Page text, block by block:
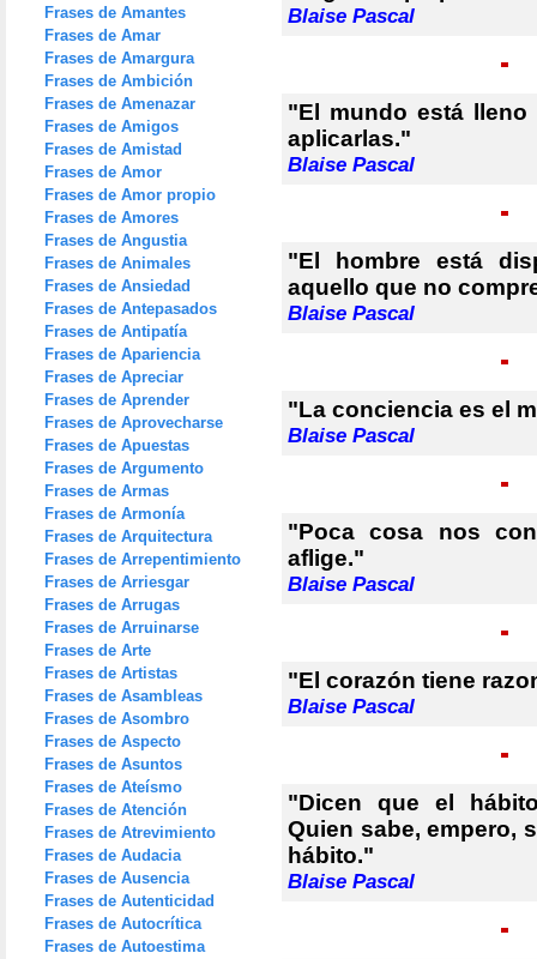
Frases de Amantes
Frases de Amar
Frases de Amargura
Frases de Ambición
Frases de Amenazar
Frases de Amigos
Frases de Amistad
Frases de Amor
Frases de Amor propio
Frases de Amores
Frases de Angustia
Frases de Animales
Frases de Ansiedad
Frases de Antepasados
Frases de Antipatía
Frases de Apariencia
Frases de Apreciar
Frases de Aprender
Frases de Aprovecharse
Frases de Apuestas
Frases de Argumento
Frases de Armas
Frases de Armonía
Frases de Arquitectura
Frases de Arrepentimiento
Frases de Arriesgar
Frases de Arrugas
Frases de Arruinarse
Frases de Arte
Frases de Artistas
Frases de Asambleas
Frases de Asombro
Frases de Aspecto
Frases de Asuntos
Frases de Ateísmo
Frases de Atención
Frases de Atrevimiento
Frases de Audacia
Frases de Ausencia
Frases de Autenticidad
Frases de Autocrítica
Frases de Autoestima
Blaise Pascal
"El mundo está
aplicarlas."
Blaise Pascal
"El hombre está
aquello que no
Blaise Pascal
"La conciencia es el
Blaise Pascal
"Poca cosa nos
aflige."
Blaise Pascal
"El corazón tiene
Blaise Pascal
"Dicen que el
Quien sabe, empero,
hábito."
Blaise Pascal